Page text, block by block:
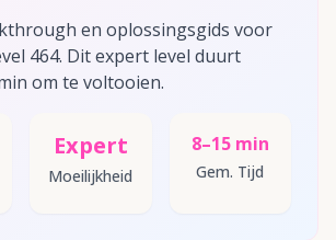
en oplossingsgids voor
464. Dit expert level duurt
om te voltooien.
Expert
Moeilijkheid
8–15 min
Gem. Tijd